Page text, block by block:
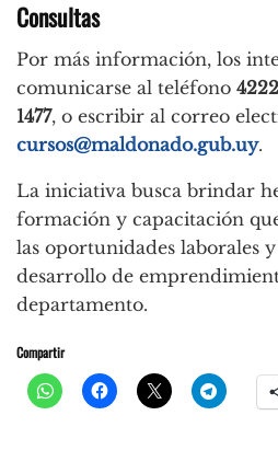
Consultas
Por más información, los
comunicarse al teléfono
1477, o escribir al correo
cursos@maldonado.gub.uy.
La iniciativa busca brindar
formación y capacitación
las oportunidades laborales
desarrollo de
departamento.
Compartir